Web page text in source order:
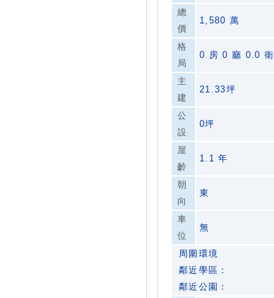
總
價
1,580 萬
格
局
0 房 0 廳 0.0 衛
主
建
21.33坪
公
設
0坪
屋
齡
1.1 年
朝
向
東
車
位
無
周圍環境
鄰近學區：
鄰近公園：